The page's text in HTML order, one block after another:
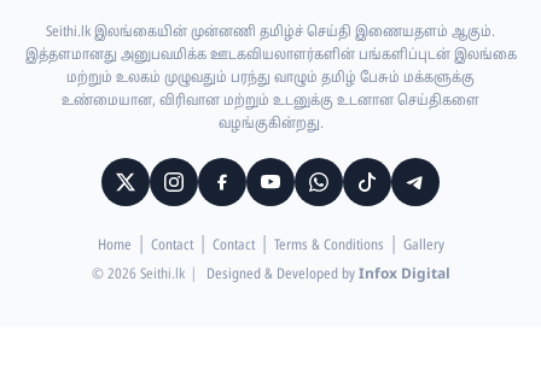
Seithi.lk இலங்கையின் முன்னணி தமிழ்ச் செய்தி இணையதளம் ஆகும்.
இத்தளமானது அனுபவமிக்க ஊடகவியலாளர்களின் பங்களிப்புடன் இலங்கை
மற்றும் உலகம் முழுவதும் பரந்து வாழும் தமிழ் பேசும் மக்களுக்கு
உண்மையான, விரிவான மற்றும் உடனுக்கு உடனான செய்திகளை
வழங்குகின்றது.
Home Contact Contact Terms & Conditions
Gallery
© 2026 Seithi.lk
Designed & Developed by Infox Digital